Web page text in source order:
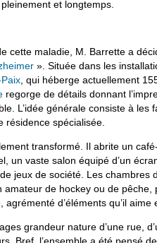
et longtemps.
cette maladie, M. Barrette a
». Située dans les
, qui héberge actuellement
regorge de détails donnant
L’idée générale consiste à les
résidence spécialisée.
transformé. Il abrite un
un vaste salon équipé d’un
jeux de société. Les chambres
amateur de hockey ou de
d’éléments qu’il aime
grandeur nature d’une rue,